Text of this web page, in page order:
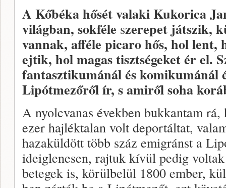
A Kőbéka hősét valaki Kukorica
világban, sokféle szerepet játszik,
vannak, afféle picaro hős, hol
ejtik, hol magas tisztségeket ér el.
fantasztikumánál és komikumánál
Lipótmezőről ír, s amiről soha
A nyolcvanas években bukkantam rá,
ezer hajléktalan volt deportáltat,
hazaküldött több száz emigránst a
ideiglenesen, rajtuk kívül pedig
betegek is, körülbelül 1800 ember,